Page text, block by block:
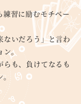
練習に励むモチベー
ないだろう」と言わ
。
らも、負けてなるも
。